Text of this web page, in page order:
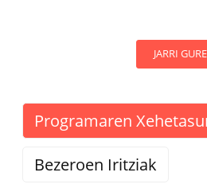
JARRI
Programaren
Bezeroen Iritziak